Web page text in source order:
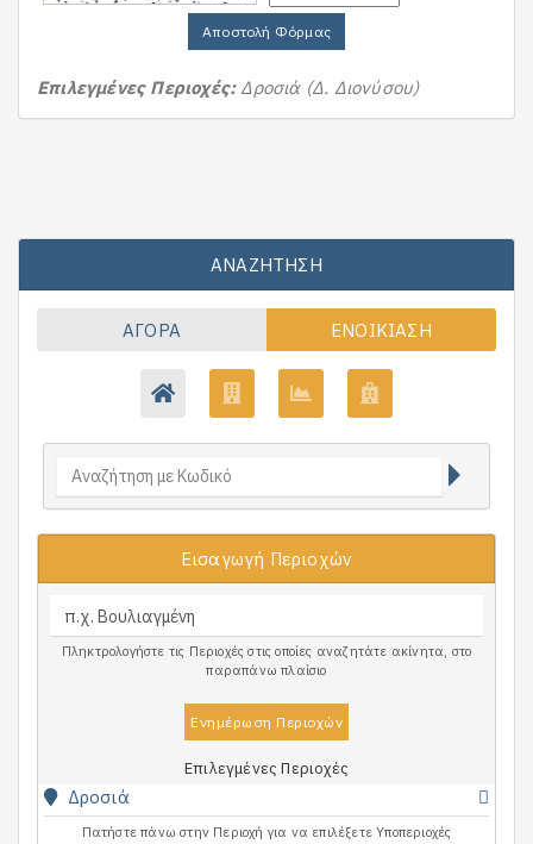
Αποστολή Φόρμας
Επιλεγμένες Περιοχές:Δροσιά (Δ. Διονύσου)
ΑΝΑΖΉΤΗΣΗ
ΑΓΟΡΆ ΕΝΟΙΚΊΑΣΗ
Εισαγωγή Περιοχών
Πληκτρολογήστε τις Περιοχές στις οποίες αναζητάτε ακίνητα, στο
παραπάνω πλαίσιο
Ενημέρωση Περιοχών
Επιλεγμένες Περιοχές
Δροσιά
Πατήστε πάνω στην Περιοχή για να επιλέξετε Υποπεριοχές